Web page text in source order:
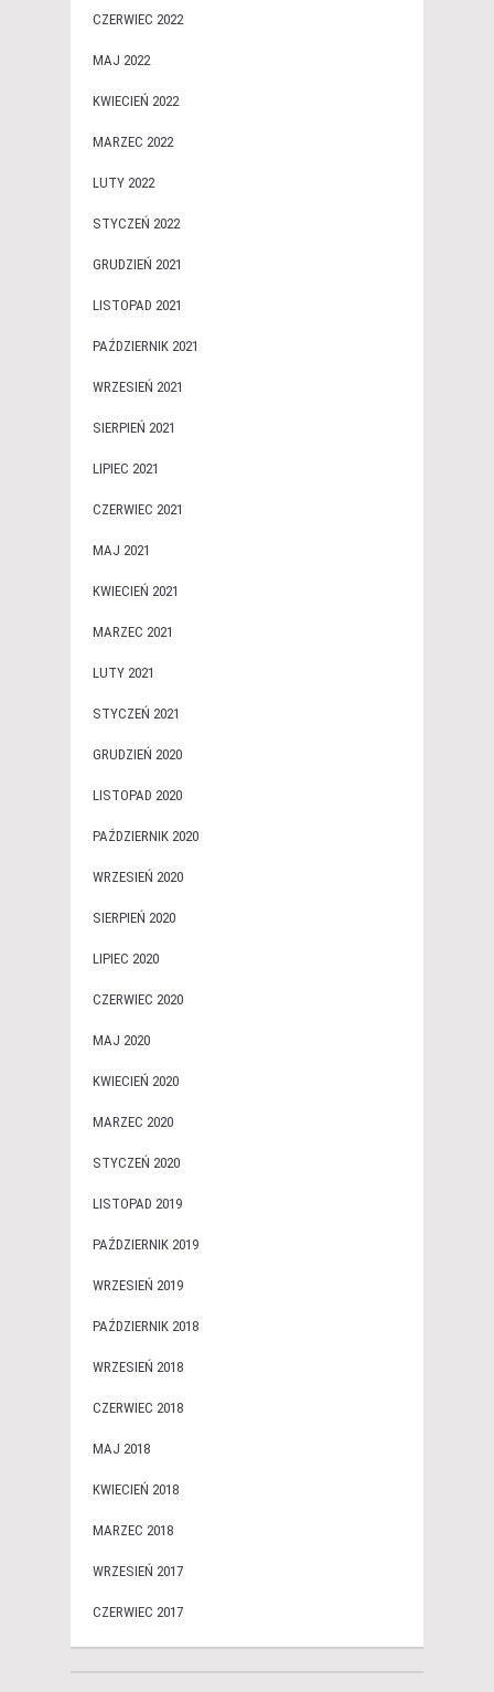
CZERWIEC 2022
MAJ 2022
KWIECIEŃ 2022
MARZEC 2022
LUTY 2022
STYCZEŃ 2022
GRUDZIEŃ 2021
LISTOPAD 2021
PAŹDZIERNIK 2021
WRZESIEŃ 2021
SIERPIEŃ 2021
LIPIEC 2021
CZERWIEC 2021
MAJ 2021
KWIECIEŃ 2021
MARZEC 2021
LUTY 2021
STYCZEŃ 2021
GRUDZIEŃ 2020
LISTOPAD 2020
PAŹDZIERNIK 2020
WRZESIEŃ 2020
SIERPIEŃ 2020
LIPIEC 2020
CZERWIEC 2020
MAJ 2020
KWIECIEŃ 2020
MARZEC 2020
STYCZEŃ 2020
LISTOPAD 2019
PAŹDZIERNIK 2019
WRZESIEŃ 2019
PAŹDZIERNIK 2018
WRZESIEŃ 2018
CZERWIEC 2018
MAJ 2018
KWIECIEŃ 2018
MARZEC 2018
WRZESIEŃ 2017
CZERWIEC 2017